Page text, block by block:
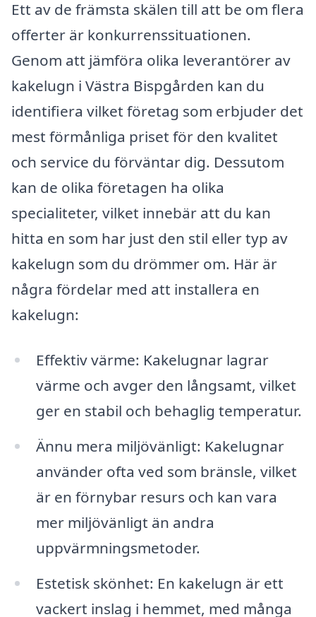
Ett av de främsta skälen till att be om flera
offerter är konkurrenssituationen.
Genom att jämföra olika leverantörer av
kakelugn i Västra Bispgården kan du
identifiera vilket företag som erbjuder det
mest förmånliga priset för den kvalitet
och service du förväntar dig. Dessutom
kan de olika företagen ha olika
specialiteter, vilket innebär att du kan
hitta en som har just den stil eller typ av
kakelugn som du drömmer om. Här är
några fördelar med att installera en
kakelugn:
Effektiv värme: Kakelugnar lagrar
värme och avger den långsamt, vilket
ger en stabil och behaglig temperatur.
Ännu mera miljövänligt: Kakelugnar
använder ofta ved som bränsle, vilket
är en förnybar resurs och kan vara
mer miljövänligt än andra
uppvärmningsmetoder.
Estetisk skönhet: En kakelugn är ett
vackert inslag i hemmet, med många